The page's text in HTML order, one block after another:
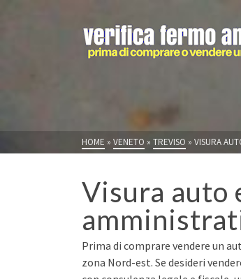
HOME » VENETO » TREVISO » VISURA
Visura auto
Prima di comprare vendere un
zona Nord-est. Se desideri